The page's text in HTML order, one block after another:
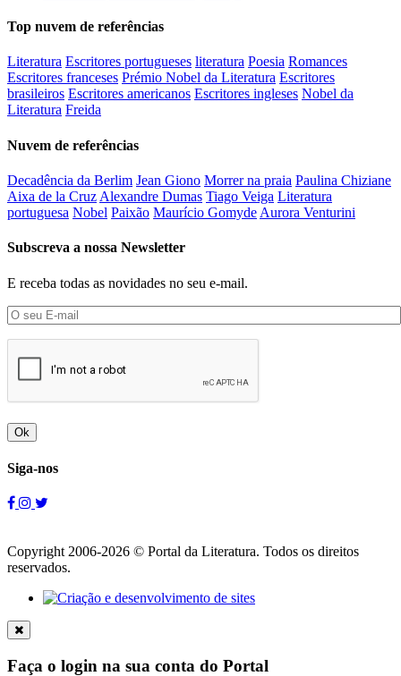
Top nuvem de referências
Literatura Escritores portugueses literatura Poesia Romances
Escritores franceses Prémio Nobel da Literatura Escritores
brasileiros Escritores americanos Escritores ingleses Nobel da
Literatura Freida
Nuvem de referências
Decadência da Berlim Jean Giono Morrer na praia Paulina Chiziane
Aixa de la Cruz Alexandre Dumas Tiago Veiga Literatura
portuguesa Nobel Paixão Maurício Gomyde Aurora Venturini
Subscreva a nossa Newsletter
E receba todas as novidades no seu e-mail.
Ok
Siga-nos
Copyright 2006-2026 © Portal da Literatura. Todos os direitos
reservados.
Faça o login na sua conta do Portal